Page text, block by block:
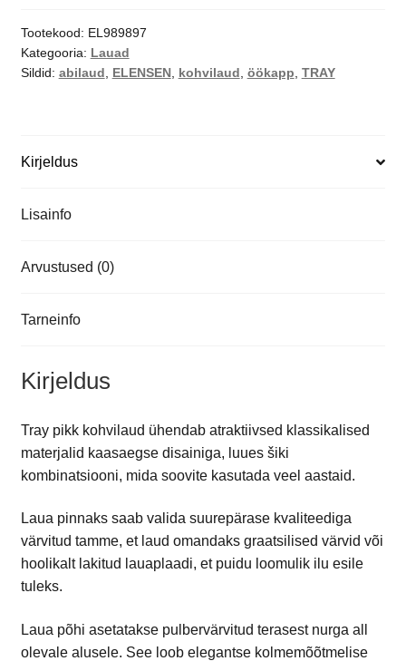
Tootekood: EL989897
Kategooria: Lauad
Sildid: abilaud, ELENSEN, kohvilaud, öökapp, TRAY
Kirjeldus
Lisainfo
Arvustused (0)
Tarneinfo
Kirjeldus
Tray pikk kohvilaud ühendab atraktiivsed klassikalised
materjalid kaasaegse disainiga, luues šiki
kombinatsiooni, mida soovite kasutada veel aastaid.
Laua pinnaks saab valida suurepärase kvaliteediga
värvitud tamme, et laud omandaks graatsilised värvid või
hoolikalt lakitud lauaplaadi, et puidu loomulik ilu esile
tuleks.
Laua põhi asetatakse pulbervärvitud terasest nurga all
olevale alusele. See loob elegantse kolmemõõtmelise